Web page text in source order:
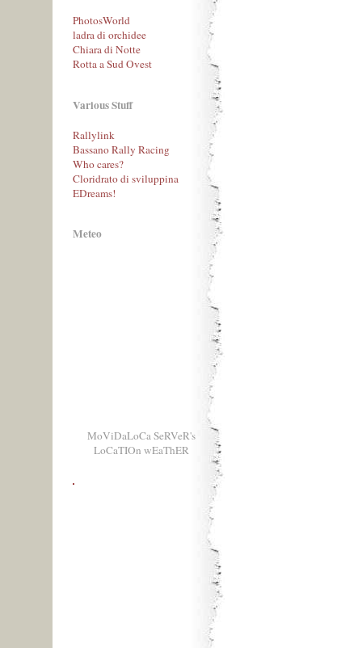
PhotosWorld
ladra di orchidee
Chiara di Notte
Rotta a Sud Ovest
Various Stuff
Rallylink
Bassano Rally Racing
Who cares?
Cloridrato di sviluppina
EDreams!
Meteo
MoViDaLoCa SeRVeR's
LoCaTIOn wEaThER